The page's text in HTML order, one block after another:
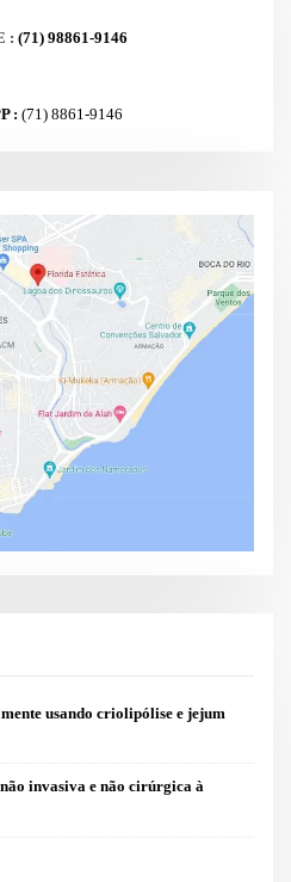
: (71) 98861-9146
: (71) 8861-9146
usando criolipólise e jejum
invasiva e não cirúrgica à